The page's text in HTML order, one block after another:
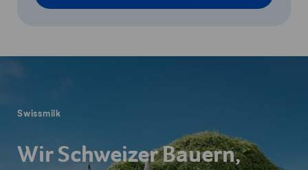
Swissmilk
Wir Schweizer Bauern,